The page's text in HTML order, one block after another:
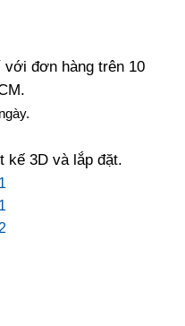
7,850,000₫.
với đơn hàng trên 10
kế 3D và lắp đặt.